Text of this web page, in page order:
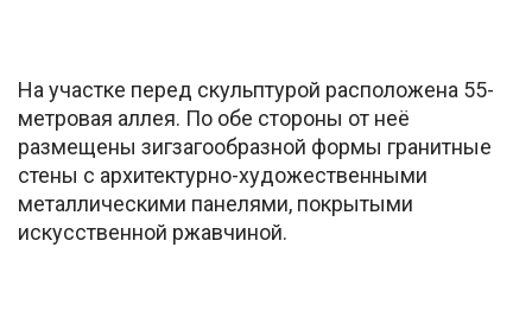
На участке перед скульптурой расположена 55-
метровая аллея. По обе стороны от неё
размещены зигзагообразной формы гранитные
стены с архитектурно-художественными
металлическими панелями, покрытыми
искусственной ржавчиной.